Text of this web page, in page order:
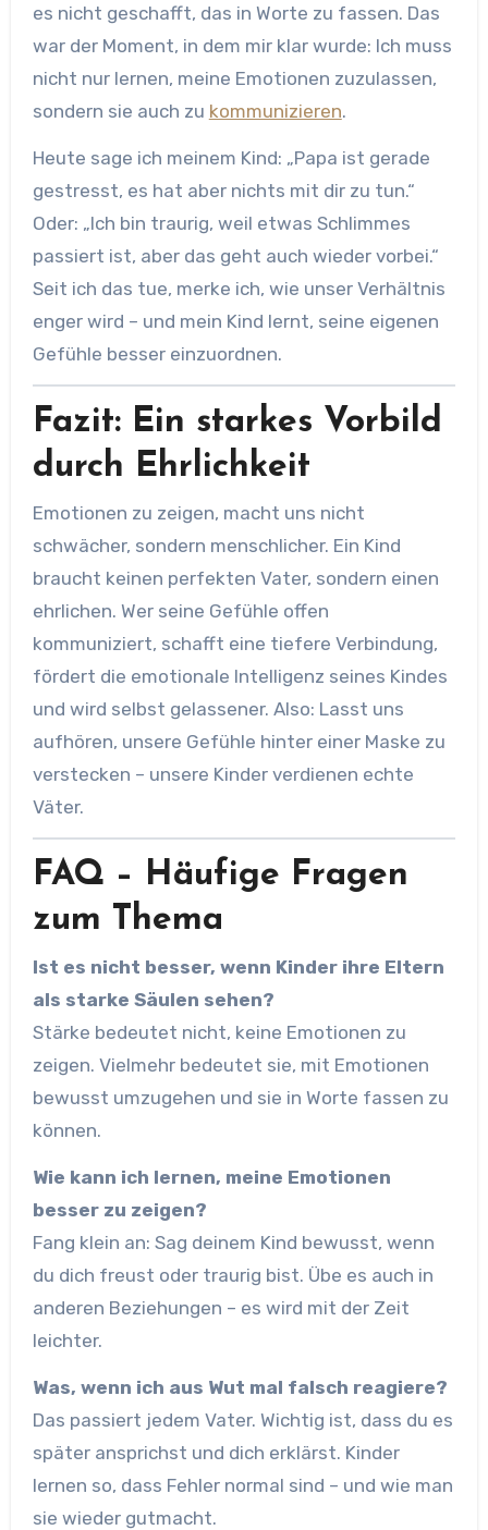
es nicht geschafft, das in Worte zu fassen. Das
war der Moment, in dem mir klar wurde: Ich muss
nicht nur lernen, meine Emotionen zuzulassen,
sondern sie auch zu kommunizieren.
Heute sage ich meinem Kind: „Papa ist gerade
gestresst, es hat aber nichts mit dir zu tun.“
Oder: „Ich bin traurig, weil etwas Schlimmes
passiert ist, aber das geht auch wieder vorbei.“
Seit ich das tue, merke ich, wie unser Verhältnis
enger wird – und mein Kind lernt, seine eigenen
Gefühle besser einzuordnen.
Fazit: Ein starkes Vorbild
durch Ehrlichkeit
Emotionen zu zeigen, macht uns nicht
schwächer, sondern menschlicher. Ein Kind
braucht keinen perfekten Vater, sondern einen
ehrlichen. Wer seine Gefühle offen
kommuniziert, schafft eine tiefere Verbindung,
fördert die emotionale Intelligenz seines Kindes
und wird selbst gelassener. Also: Lasst uns
aufhören, unsere Gefühle hinter einer Maske zu
verstecken – unsere Kinder verdienen echte
Väter.
FAQ – Häufige Fragen
zum Thema
Ist es nicht besser, wenn Kinder ihre Eltern
als starke Säulen sehen?
Stärke bedeutet nicht, keine Emotionen zu
zeigen. Vielmehr bedeutet sie, mit Emotionen
bewusst umzugehen und sie in Worte fassen zu
können.
Wie kann ich lernen, meine Emotionen
besser zu zeigen?
Fang klein an: Sag deinem Kind bewusst, wenn
du dich freust oder traurig bist. Übe es auch in
anderen Beziehungen – es wird mit der Zeit
leichter.
Was, wenn ich aus Wut mal falsch reagiere?
Das passiert jedem Vater. Wichtig ist, dass du es
später ansprichst und dich erklärst. Kinder
lernen so, dass Fehler normal sind – und wie man
sie wieder gutmacht.